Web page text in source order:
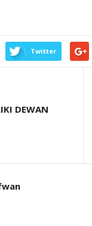
Twitter
DEWAN